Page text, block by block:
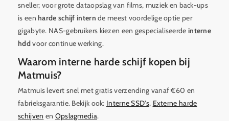
sneller; voor grote dataopslag van films, muziek en back-ups
is eenharde schijf intern de meest voordelige optie per
gigabyte. NAS-gebruikers kiezen een gespecialiseerde interne
hddvoor continue werking.
Waarom interne harde schijf kopen bij
Matmuis?
Matmuis levert snel met gratis verzending vanaf €60 en
fabrieksgarantie. Bekijk ook: Interne SSD's, Externe harde
schijven en Opslagmedia.